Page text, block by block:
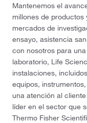
Mantenemos el
millones de
mercados de
ensayo, asistencia
con nosotros para
laboratorio, Life
instalaciones,
equipos,
una atención al
líder en el sector que
Thermo Fisher